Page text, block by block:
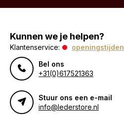
Kunnen we je helpen?
Klantenservice:
openingstijden
Bel ons
+31(0)617521363
Stuur ons een e-mail
info@lederstore.nl